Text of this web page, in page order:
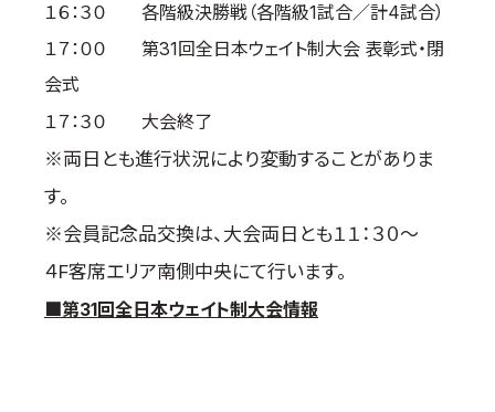
１６：３０ 各階級決勝戦（各階級1試合／計4試合）
１７：００ 第31回全日本ウェイト制大会 表彰式・閉
会式
１７：３０ 大会終了
※両日とも進行状況により変動することがありま
す。
※会員記念品交換は、大会両日とも１１：３０～
４F客席エリア南側中央にて行います。
■第31回全日本ウェイト制大会情報